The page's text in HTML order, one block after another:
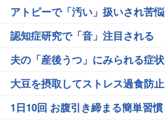
アトピーで「汚い」扱いされ苦悩
認知症研究で「音」注目される
夫の「産後うつ」にみられる症状
大豆を摂取してストレス過食防止
1日10回 お腹引き締まる簡単習慣